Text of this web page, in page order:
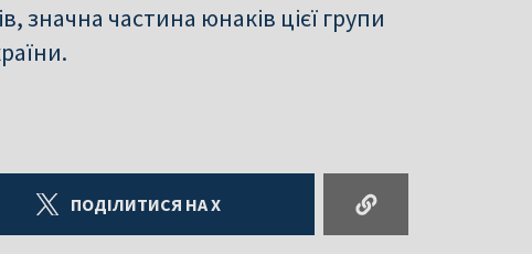
частина юнаків цієї групи
ПОДІЛИТИСЯ НА X